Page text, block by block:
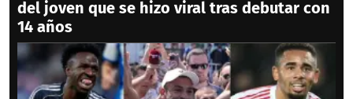
del joven que se hizo viral tras debutar con
14 años